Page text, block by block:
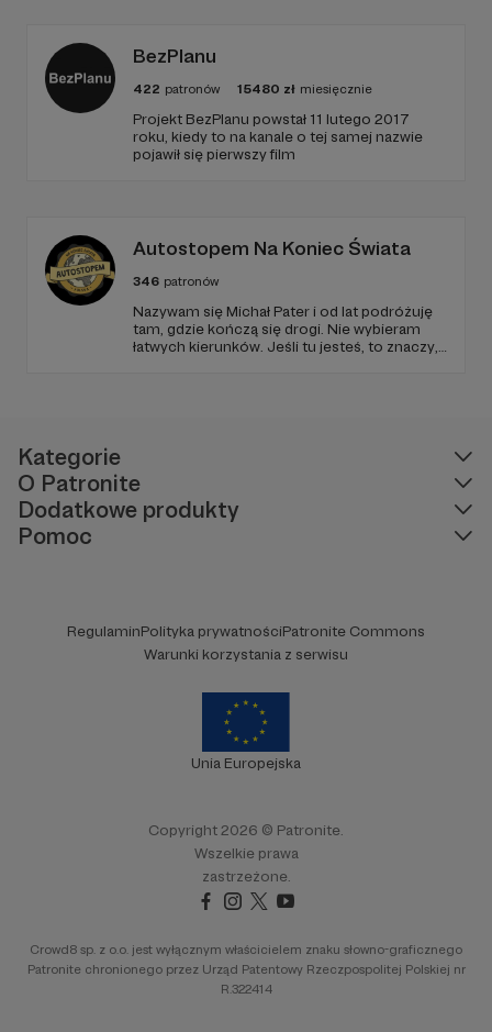
BezPlanu
422 patronów 15480 zł miesięcznie
Projekt BezPlanu powstał 11 lutego 2017
roku, kiedy to na kanale o tej samej nazwie
pojawił się pierwszy film
Autostopem Na Koniec Świata
346 patronów
Nazywam się Michał Pater i od lat podróżuję
tam, gdzie kończą się drogi. Nie wybieram
łatwych kierunków. Jeśli tu jesteś, to znaczy,
Kategorie
O Patronite
Dodatkowe produkty
Pomoc
RegulaminPolityka prywatnościPatronite Commons
Warunki korzystania z serwisu
Unia Europejska
Copyright 2026 © Patronite.
Wszelkie prawa
zastrzeżone.
Crowd8 sp. z o.o. jest wyłącznym właścicielem znaku słowno-graficznego
Patronite chronionego przez Urząd Patentowy Rzeczpospolitej Polskiej nr
R.322414